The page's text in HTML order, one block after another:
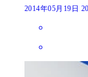
2014年05月19日